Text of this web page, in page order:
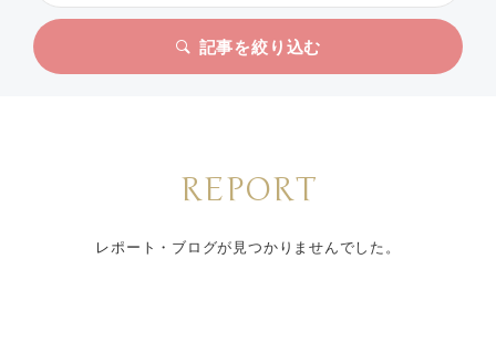
記事を絞り込む
REPORT
レポート・ブログが見つかりませんでした。